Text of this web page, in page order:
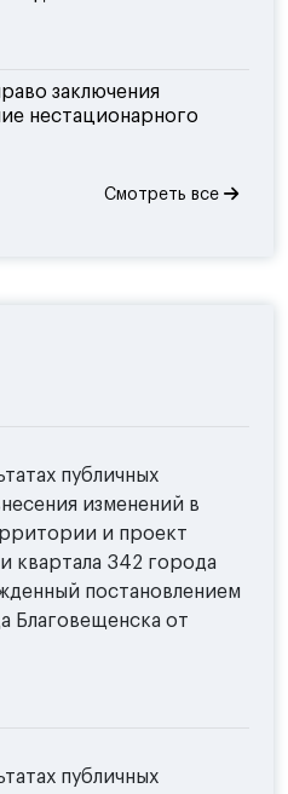
заключения
нестационарного
Смотреть все
публичных
изменений в
и проект
квартала 342 города
постановлением
Благовещенска от
публичных